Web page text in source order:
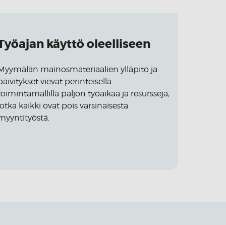
käyttö oleelliseen
mainosmateriaalien ylläpito ja
vievät perinteisellä
paljon työaikaa ja resursseja,
kaikki ovat pois varsinaisesta